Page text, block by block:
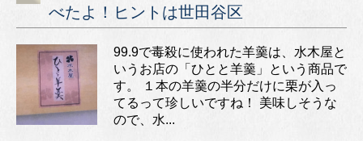
べたよ！ヒントは世田谷区
99.9で毒殺に使われた羊羹は、水木屋と
いうお店の「ひとと羊羹」という商品で
す。 １本の羊羹の半分だけに栗が入っ
てるって珍しいですね！ 美味しそうな
ので、水...